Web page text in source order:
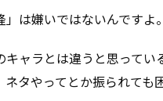
は嫌いではないんですよ。
キャラとは違うと思ってい
ネタやってとか振られても